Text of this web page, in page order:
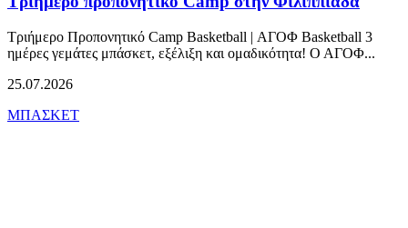
Τριήμερο Προπονητικό Camp Basketball | ΑΓΟΦ Basketball 3
ημέρες γεμάτες μπάσκετ, εξέλιξη και ομαδικότητα! Ο ΑΓΟΦ...
25.07.2026
ΜΠΑΣΚΕΤ